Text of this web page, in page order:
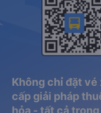
Không chỉ đặt vé
cấp giải pháp
hỏa - tất cả